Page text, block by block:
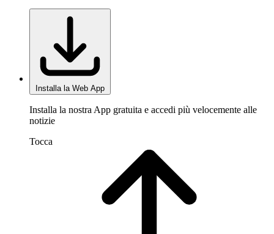
Installa la Web App
Installa la nostra App gratuita e accedi più velocemente alle
notizie
Tocca